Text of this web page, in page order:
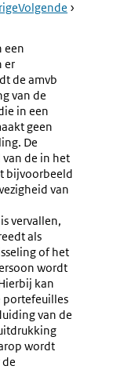
Pagina:
Ondertekening
De
Koning
Ga
Volgende Pagina:
een
er
de amvb
van de
in een
geen
De
de in het
bijvoorbeeld
van
vervallen,
als
of het
wordt
kan
portefeuilles
van de
wordt